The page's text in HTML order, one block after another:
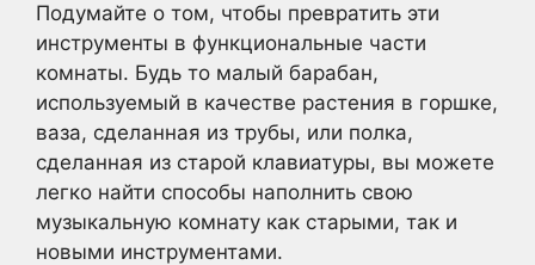
Подумайте о том, чтобы превратить эти
инструменты в функциональные части
комнаты. Будь то малый барабан,
используемый в качестве растения в горшке,
ваза, сделанная из трубы, или полка,
сделанная из старой клавиатуры, вы можете
легко найти способы наполнить свою
музыкальную комнату как старыми, так и
новыми инструментами.